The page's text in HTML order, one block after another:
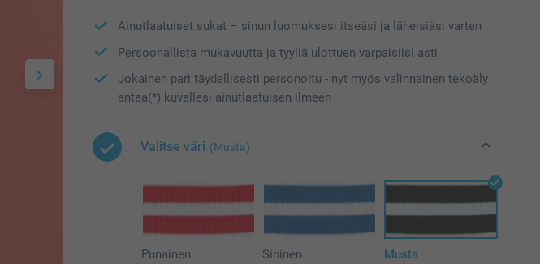
Ainutlaatuiset sukat – sinun luomuksesi itseäsi ja läheisiäsi varten
Persoonallista mukavuutta ja tyyliä ulottuen varpaisiisi asti
Jokainen pari täydellisesti personoitu - nyt myös valinnainen tekoäly
antaa(*) kuvallesi ainutlaatuisen ilmeen
Valitse väri (Musta)
Punainen Sininen Musta